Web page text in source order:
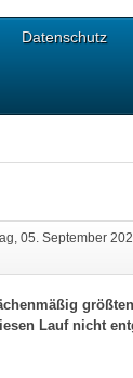
Datenschutz
05. September
Lauf nicht